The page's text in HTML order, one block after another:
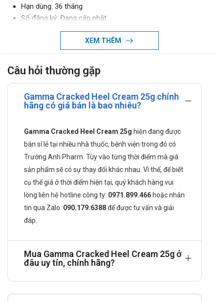
Hạn dùng: 36 tháng
Số đăng ký: Đang cập nhật
Thương hiệu: Gamma Chemicals
Nhà sản xuất: Gamma Chemicals
Sản xuất tại: Việt Nam
Giao hàng: Toàn quốc.
Thành phần của Gamma Cracked Heel
Cream 25g
Saccharide Isomerate.
Spermaceti.
Tá dược vừa đủ
Công dụng của Gamma Cracked Heel
Cream 25g
Ngừa và trị các chứng khô da, da vảy sừng.
Da nứt nẻ ở gót chân, ngón tay, kẽ tay, môi, da bụng.
25g như thế nào?
Được dùng để bôi da
Liều dùng Gamma Cracked Heel Cream
XEM THÊM
Câu hỏi thường gặp
Gamma Cracked Heel Cream 25g chính
hãng có giá bán là bao nhiêu?
Gamma Cracked Heel Cream 25g hiện đang được
bán sỉ lẻ tại nhiều nhà thuốc, bệnh viện trong đó có
Trường Anh Pharm. Tùy vào từng thời điểm mà giá
sản phẩm sẽ có sự thay đổi khác nhau. Vì thế, để biết
cụ thể giá ở thời điểm hiện tại, quý khách hàng vui
lòng liên hệ hotline công ty: 0971.899.466 hoặc nhắn
tin qua Zalo: 090.179.6388để được tư vấn và giải
đáp.
Mua Gamma Cracked Heel Cream 25g ở
đâu uy tín, chính hãng?